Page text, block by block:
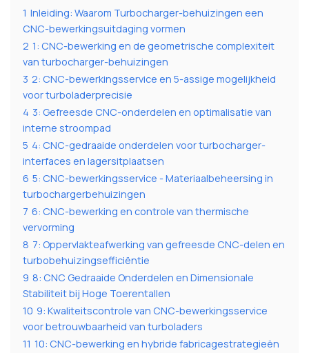
1 Inleiding: Waarom Turbocharger-behuizingen een
CNC-bewerkingsuitdaging vormen
2 1: CNC-bewerking en de geometrische complexiteit
van turbocharger-behuizingen
3 2: CNC-bewerkingsservice en 5-assige mogelijkheid
voor turboladerprecisie
4 3: Gefreesde CNC-onderdelen en optimalisatie van
interne stroompad
5 4: CNC-gedraaide onderdelen voor turbocharger-
interfaces en lagersitplaatsen
6 5: CNC-bewerkingsservice - Materiaalbeheersing in
turbochargerbehuizingen
7 6: CNC-bewerking en controle van thermische
vervorming
8 7: Oppervlakteafwerking van gefreesde CNC-delen en
turbobehuizingsefficiëntie
9 8: CNC Gedraaide Onderdelen en Dimensionale
Stabiliteit bij Hoge Toerentallen
10 9: Kwaliteitscontrole van CNC-bewerkingsservice
voor betrouwbaarheid van turboladers
11 10: CNC-bewerking en hybride fabricagestrategieën